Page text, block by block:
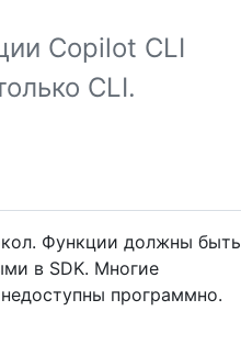
Copilot CLI
CLI.
Функции должны быть
в SDK. Многие
программно.